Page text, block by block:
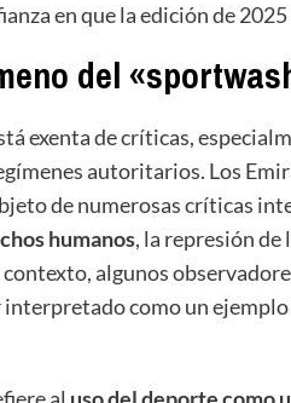
en que la edición de
del
exenta de críticas,
autoritarios. Los
de numerosas críticas
humanos, la represión
algunos
como un